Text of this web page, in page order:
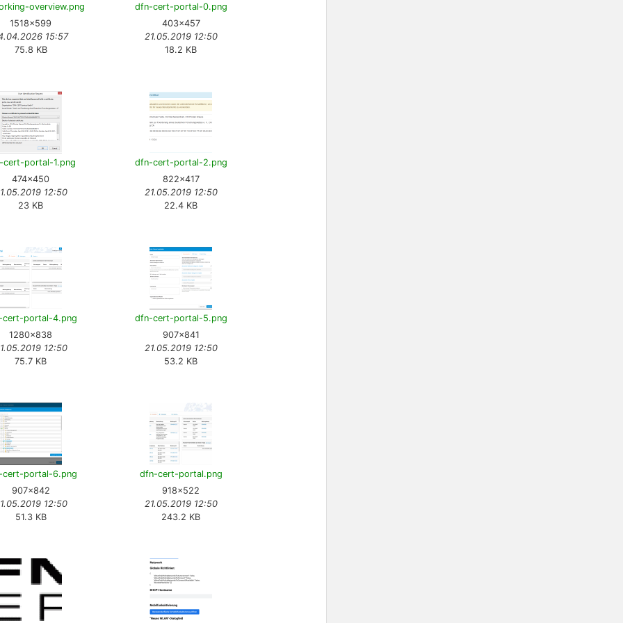
overview.png
1518×599
15:57
75.8 KB
dfn-cert-portal-0.png
403×457
21.05.2019 12:50
18.2 KB
cert-portal-1.png
474×450
12:50
23 KB
dfn-cert-portal-2.png
822×417
21.05.2019 12:50
22.4 KB
cert-portal-4.png
1280×838
12:50
75.7 KB
dfn-cert-portal-5.png
907×841
21.05.2019 12:50
53.2 KB
cert-portal-6.png
907×842
12:50
51.3 KB
dfn-cert-portal.png
918×522
21.05.2019 12:50
243.2 KB